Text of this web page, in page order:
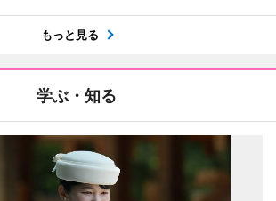
もっと見る
学ぶ・知る